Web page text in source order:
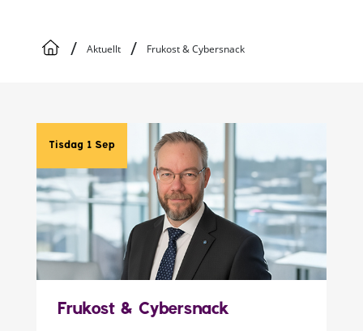
/ Aktuellt / Frukost & Cybersnack
Tisdag 1 Sep
Frukost & Cybersnack